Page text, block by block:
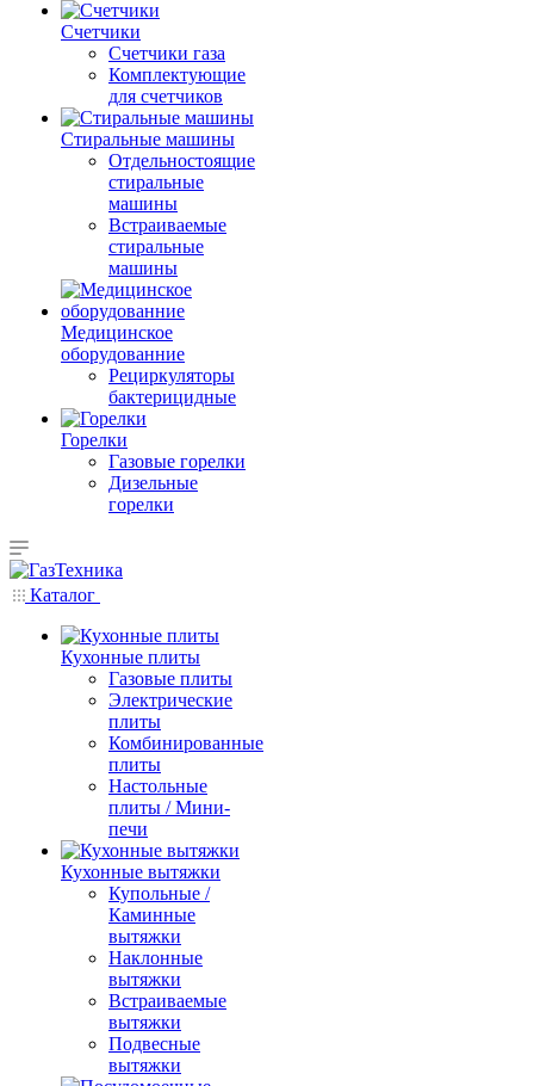
Счетчики
Счетчики газа
Комплектующие
для счетчиков
Стиральные машины
Отдельностоящие
стиральные
машины
Встраиваемые
стиральные
машины
Медицинское
оборудованние
Рециркуляторы
бактерицидные
Горелки
Газовые горелки
Дизельные
горелки
Каталог
Кухонные плиты
Газовые плиты
Электрические
плиты
Комбинированные
плиты
Настольные
плиты / Мини-
печи
Кухонные вытяжки
Купольные /
Каминные
вытяжки
Наклонные
вытяжки
Встраиваемые
вытяжки
Подвесные
вытяжки